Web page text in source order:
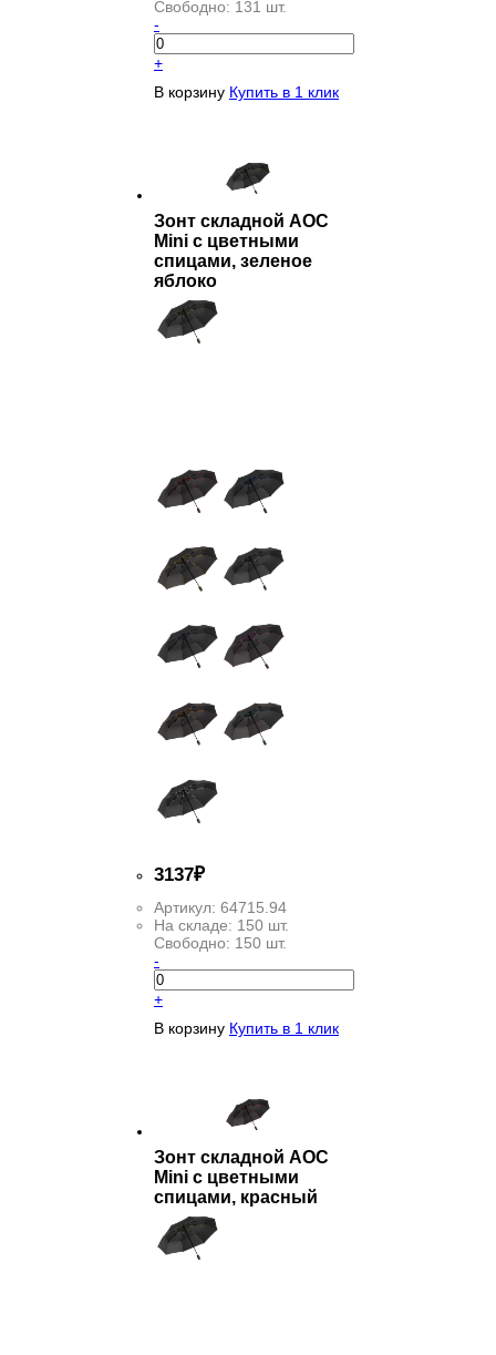
Свободно: 131 шт.
-
+
В корзину Купить в 1 клик
Зонт складной AOC
Mini с цветными
спицами, зеленое
яблоко
3137₽
Артикул: 64715.94
На складе: 150 шт.
Свободно: 150 шт.
-
+
В корзину Купить в 1 клик
Зонт складной AOC
Mini с цветными
спицами, красный